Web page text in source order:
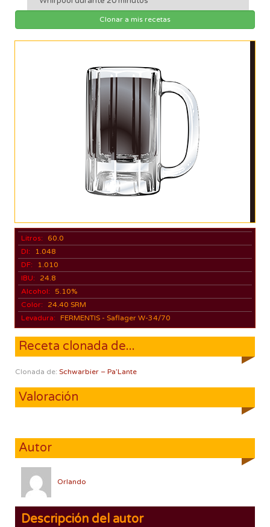
Clonar a mis recetas
Litros:
60.0
DI:
1.048
DF:
1.010
IBU:
24.8
Alcohol:
5.10%
Color:
24.40 SRM
Levadura: FERMENTIS - Saflager W-34/70
Receta clonada de...
Clonada de: Schwarbier – Pa’Lante
Valoración
Autor
Orlando
Descripción del autor